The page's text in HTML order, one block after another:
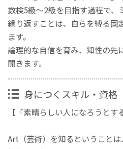
数検5級〜2級を目指す過程で、
繰り返すことは、自らを縛る固
ます。
論理的な自信を育み、知性の先
開きます。
身につくスキル・資格
【「素晴らしい人になろうとす
Art（芸術）を知るということ